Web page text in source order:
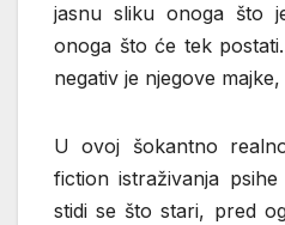
jasnu sliku onoga što
onoga što će tek
negativ je njegove
U ovoj šokantno
fiction istraživanja
stidi se što stari, pred